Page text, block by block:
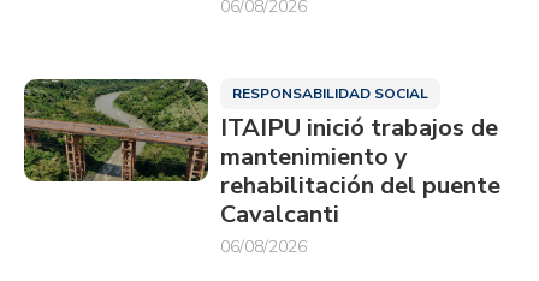
06/08/2026
RESPONSABILIDAD SOCIAL
ITAIPU inició trabajos de
mantenimiento y
rehabilitación del puente
Cavalcanti
06/08/2026